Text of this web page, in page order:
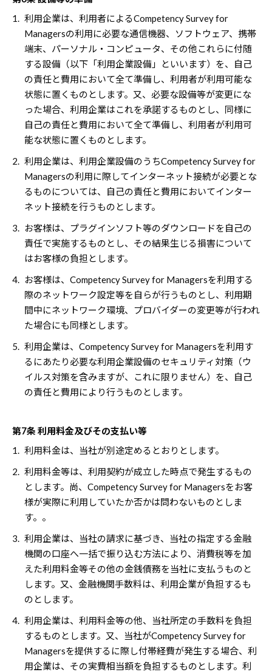
1. 利用企業は、利用者によるCompetency Survey for
Managersの利用に必要な通信機器、ソフトウェア、携帯
端末、パーソナル・コンピュータ、その他これらに付随
する設備（以下「利用企業設備」といいます）を、自己
の責任と費用において全て準備し、利用者が利用可能な
状態に置くものとします。又、必要な設備等が変更にな
った場合、利用企業はこれを承諾するものとし、同様に
自己の責任と費用において全て準備し、利用者が利用可
能な状態に置くものとします。
2. 利用企業は、利用企業設備のうちCompetency Survey for
Managersの利用に際してインターネット接続が必要とな
るものについては、自己の責任と費用においてインター
ネット接続を行うものとします。
3. お客様は、プラグインソフト等のダウンロードを自己の
責任で実施するものとし、その結果生じる損害について
はお客様の負担とします。
4. お客様は、Competency Survey for Managersを利用する
際のネットワーク設定等を自らが行うものとし、利用期
間中にネットワーク環境、プロバイダーの変更等が行われ
た場合にも同様とします。
5. 利用企業は、Competency Survey for Managersを利用す
るにあたり必要な利用企業設備のセキュリティ対策（ウ
イルス対策を含みますが、これに限りません）を、自己
の責任と費用により行うものとします。
第7条 利用料金及びその支払い等
1. 利用料金は、当社が別途定めるとおりとします。
2. 利用料金等は、利用契約が成立した時点で発生するもの
とします。尚、Competency Survey for Managersをお客
様が実際に利用していたか否かは問わないものとしま
す。。
3. 利用企業は、当社の請求に基づき、当社の指定する金融
機関の口座へ一括で振り込む方法により、消費税等を加
えた利用料金等その他の金銭債務を当社に支払うものと
します。又、金融機関手数料は、利用企業が負担するも
のとします。
4. 利用企業は、利用料金等の他、当社所定の手数料を負担
するものとします。又、当社がCompetency Survey for
Managersを提供するに際し付帯経費が発生する場合、利
用企業は、その実費相当額を負担するものとします。利